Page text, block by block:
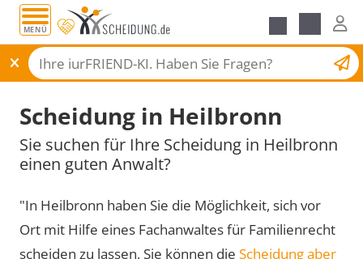
MENÜ
Scheidungsantrag
Scheidung in Heilbronn
Sie suchen für Ihre Scheidung in Heilbronn
einen guten Anwalt?
"In Heilbronn haben Sie die Möglichkeit, sich vor
Ort mit Hilfe eines Fachanwaltes für Familienrecht
scheiden zu lassen, Sie können die Scheidung aber